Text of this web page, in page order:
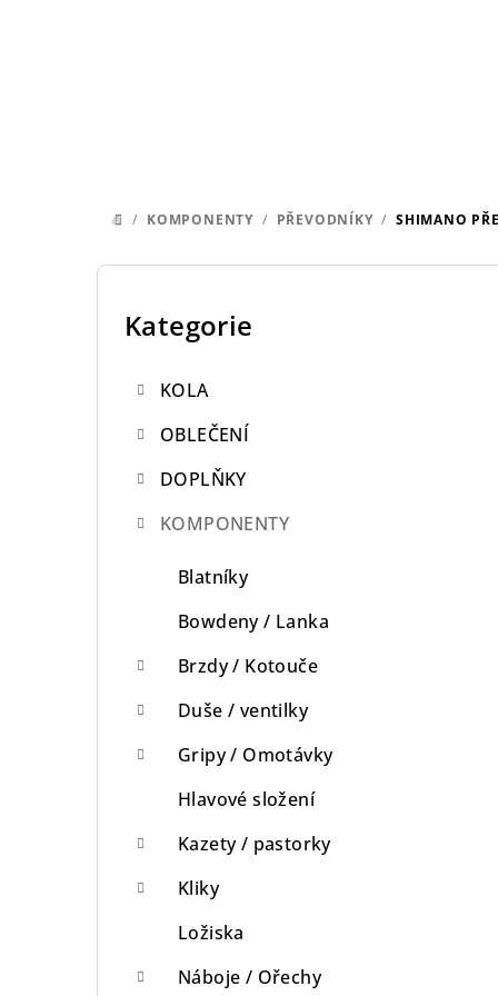
DOMŮ
/ KOMPONENTY / PŘEVODNÍKY / SHIMANO
P
Přeskočit
kategorie
Kategorie
KOLA
OBLEČENÍ
DOPLŇKY
KOMPONENTY
Blatníky
Bowdeny / Lanka
Brzdy / Kotouče
Duše / ventilky
Gripy / Omotávky
Hlavové složení
Kazety / pastorky
Kliky
Ložiska
Náboje / Ořechy